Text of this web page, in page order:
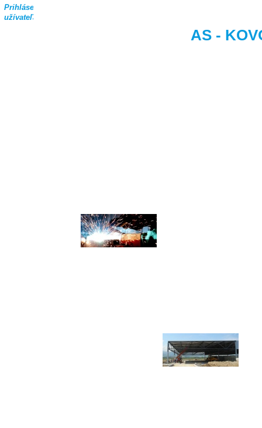
Prihlásenie
užívateľa
AS -